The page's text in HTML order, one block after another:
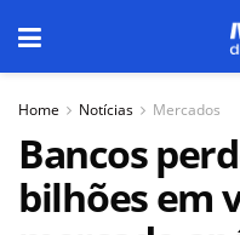
Home Notícias Mercados
Bancos
bilhões em